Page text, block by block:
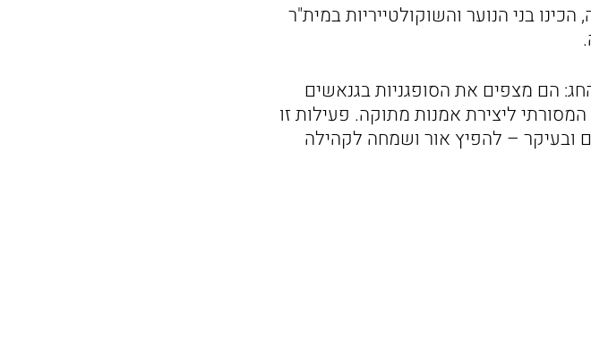
בני הנוער והשוקולטייריות במית"ר
הם מצפים את הסופגניות בגנאשים
ליצירת אמנות מתוקה. פעילות זו
ובעיקר – להפיץ אור ושמחה לקהילה